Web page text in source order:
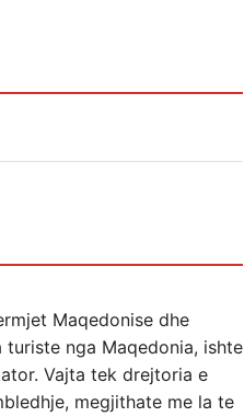
Maqedonise dhe
nga Maqedonia, ishte
Vajta tek drejtoria e
megjithate me la te